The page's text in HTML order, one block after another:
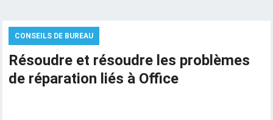
CONSEILS DE BUREAU
Résoudre et résoudre les problèmes
de réparation liés à Office